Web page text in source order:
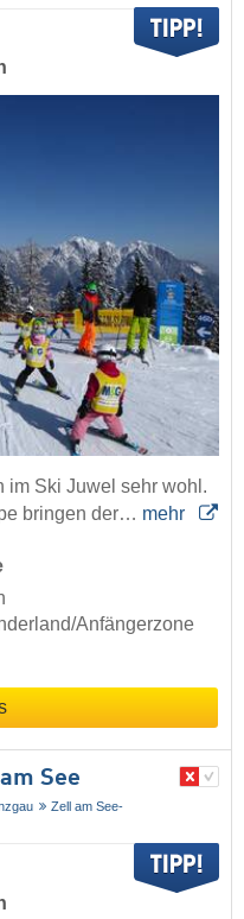
im Ski Juwel sehr wohl.
bringen der… mehr
Anfängerzone
See
Zell am See-